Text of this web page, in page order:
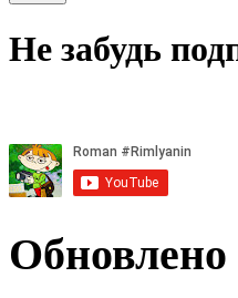
Не забудь
Обновлено